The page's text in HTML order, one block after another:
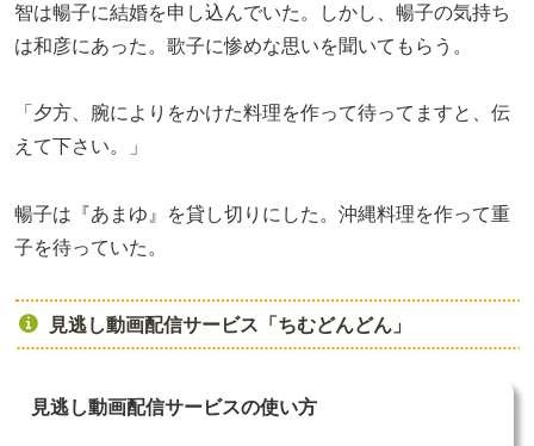
智は暢子に結婚を申し込んでいた。しかし、暢子の気持ち
は和彦にあった。歌子に惨めな思いを聞いてもらう。
「夕方、腕によりをかけた料理を作って待ってますと、伝
えて下さい。」
暢子は『あまゆ』を貸し切りにした。沖縄料理を作って重
子を待っていた。
見逃し動画配信サービス「ちむどんどん」
見逃し動画配信サービスの使い方